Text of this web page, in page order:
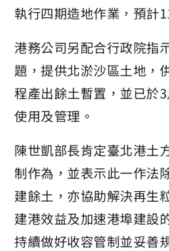
執行四期造地作業，預計
港務公司另配合行政院指
題，提供北淤沙區土地，
程產出餘土暫置，並已於
使用及管理。
陳世凱部長肯定臺北港土
制作為，並表示此一作法
建餘土，亦協助解決再生
建港效益及加速港埠建設
持續做好收容管制並妥善